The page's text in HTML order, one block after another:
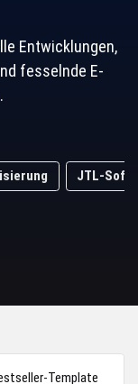
Entwicklungen,
fesselnde E-
JTL-